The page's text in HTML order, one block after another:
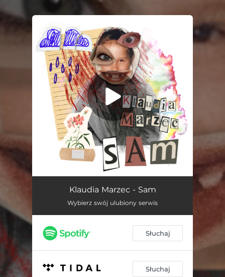
You're all set!
Klaudia Marzec - Sam
Wybierz swój ulubiony serwis
Słuchaj
Słuchaj